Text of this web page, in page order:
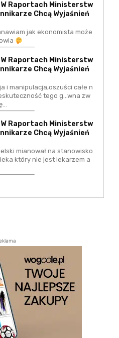
W Raportach Ministerstw
Chcą Wyjaśnień
jak ekonomista może
W Raportach Ministerstw
Chcą Wyjaśnień
i manipulacja,oszuści całe n
tego g...wna zw
W Raportach Ministerstw
Chcą Wyjaśnień
mianował na stanowisko
który nie jest lekarzem a